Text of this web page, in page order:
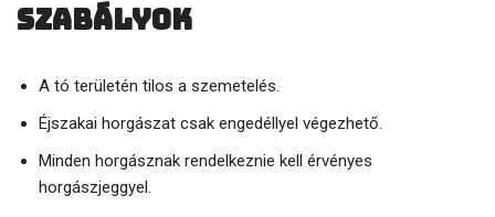
Szabályok
A tó területén tilos a szemetelés.
Éjszakai horgászat csak engedéllyel végezhető.
Minden horgásznak rendelkeznie kell érvényes
horgászjeggyel.